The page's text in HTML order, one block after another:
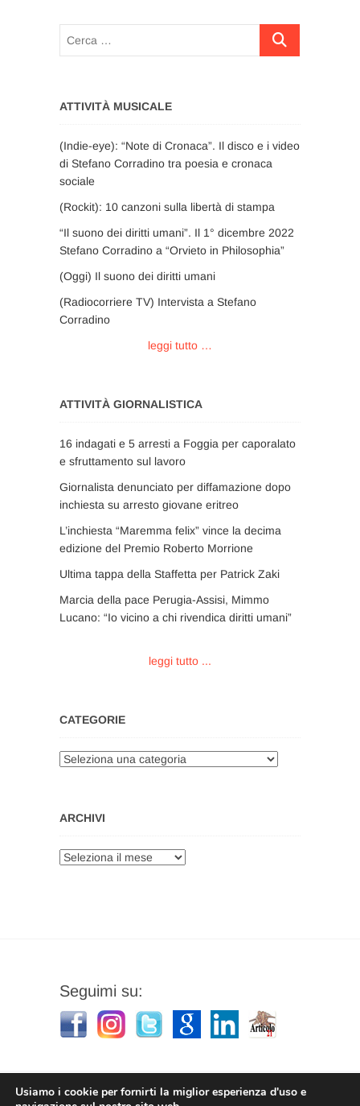
Cerca
ATTIVITÀ MUSICALE
(Indie-eye): “Note di Cronaca”. Il disco e i video
di Stefano Corradino tra poesia e cronaca
sociale
(Rockit): 10 canzoni sulla libertà di stampa
“Il suono dei diritti umani”. Il 1° dicembre 2022
Stefano Corradino a “Orvieto in Philosophia”
(Oggi) Il suono dei diritti umani
(Radiocorriere TV) Intervista a Stefano
Corradino
leggi tutto …
ATTIVITÀ GIORNALISTICA
16 indagati e 5 arresti a Foggia per caporalato
e sfruttamento sul lavoro
Giornalista denunciato per diffamazione dopo
inchiesta su arresto giovane eritreo
L’inchiesta “Maremma felix” vince la decima
edizione del Premio Roberto Morrione
Ultima tappa della Staffetta per Patrick Zaki
Marcia della pace Perugia-Assisi, Mimmo
Lucano: “Io vicino a chi rivendica diritti umani”
leggi tutto ...
CATEGORIE
Categorie
ARCHIVI
Archivi
Seguimi su:
Usiamo i cookie per fornirti la miglior esperienza d'uso e